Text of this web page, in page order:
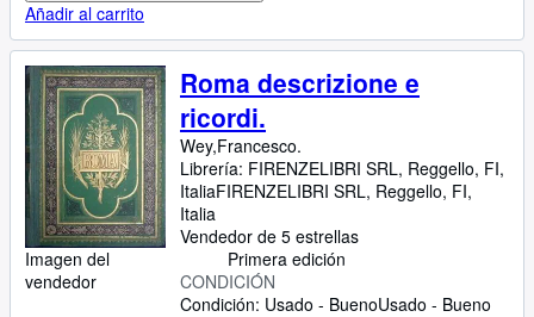
Añadir al carrito
Imagen del
vendedor
Roma descrizione e
ricordi.
Wey,Francesco.
Librería: FIRENZELIBRI SRL, Reggello, FI,
ItaliaFIRENZELIBRI SRL, Reggello, FI,
Italia
Vendedor de 5 estrellas
Primera edición
CONDICIÓN
Condición: Usado - BuenoUsado - Bueno